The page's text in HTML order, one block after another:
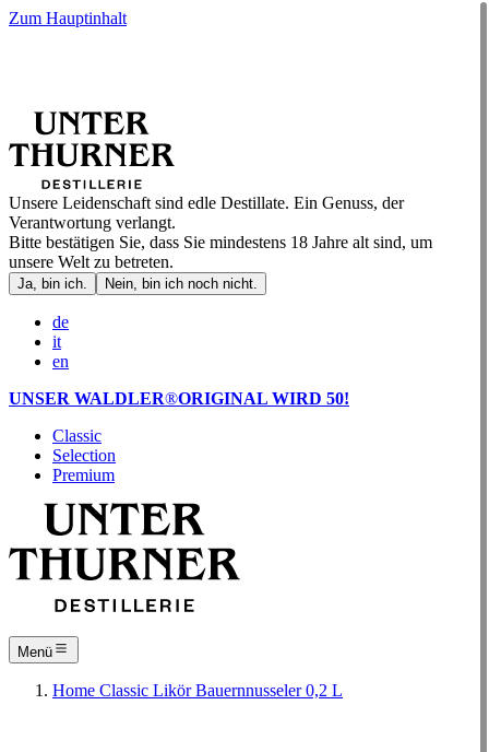
Zum Hauptinhalt
Unsere Leidenschaft sind edle Destillate. Ein Genuss, der
Verantwortung verlangt.
Bitte bestätigen Sie, dass Sie mindestens 18 Jahre alt sind, um
unsere Welt zu betreten.
Ja, bin ich. Nein, bin ich noch nicht.
de
it
en
UNSER WALDLER®ORIGINAL WIRD 50!
Classic
Selection
Premium
Menü
Home Classic LikörBauernnusseler 0,2 L